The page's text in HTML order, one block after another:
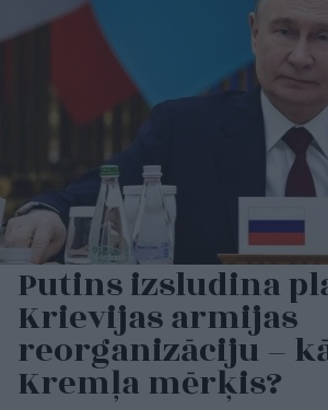
Putins izsludina
Krievijas armijas
reorganizāciju –
Kremļa mērķis?